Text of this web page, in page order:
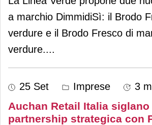
a marchio DimmidiSì: il Brodo
verdure e il Brodo Fresco di
verdure....
25 Set Imprese 3
Auchan Retail Italia siglano
partnership strategica con